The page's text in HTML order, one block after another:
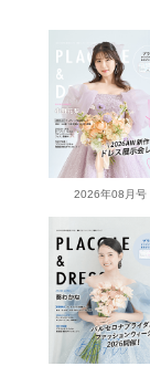
2026年08月号